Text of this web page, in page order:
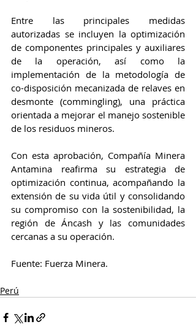
Entre las principales medidas
autorizadas se incluyen la optimización
de componentes principales y auxiliares
de la operación, así como la
implementación de la metodología de
co-disposición mecanizada de relaves en
desmonte (commingling), una práctica
orientada a mejorar el manejo sostenible
de los residuos mineros.
Con esta aprobación, Compañía Minera
Antamina reafirma su estrategia de
optimización continua, acompañando la
extensión de su vida útil y consolidando
su compromiso con la sostenibilidad, la
región de Áncash y las comunidades
cercanas a su operación.
Fuente: Fuerza Minera.
Perú